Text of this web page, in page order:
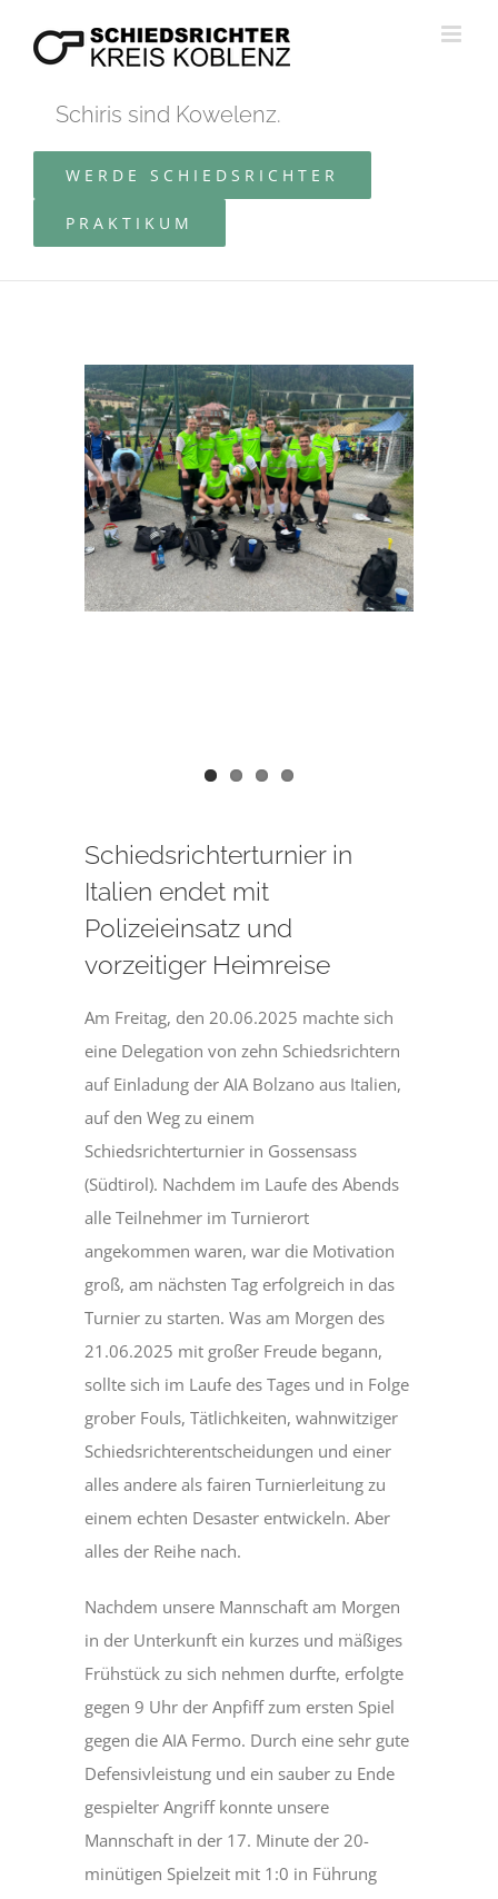
Inhalt
Schiris sind Kowelenz.
WERDE SCHIEDSRICHTER
PRAKTIKUM
Zeige
grösseres
Bild
Schiedsrichterturnier in
Italien endet mit
Polizeieinsatz und
vorzeitiger Heimreise
Am Freitag, den 20.06.2025 machte sich
eine Delegation von zehn Schiedsrichtern
auf Einladung der AIA Bolzano aus Italien,
auf den Weg zu einem
Schiedsrichterturnier in Gossensass
(Südtirol). Nachdem im Laufe des Abends
alle Teilnehmer im Turnierort
angekommen waren, war die Motivation
groß, am nächsten Tag erfolgreich in das
Turnier zu starten. Was am Morgen des
21.06.2025 mit großer Freude begann,
sollte sich im Laufe des Tages und in Folge
grober Fouls, Tätlichkeiten, wahnwitziger
Schiedsrichterentscheidungen und einer
alles andere als fairen Turnierleitung zu
einem echten Desaster entwickeln. Aber
alles der Reihe nach.
Nachdem unsere Mannschaft am Morgen
in der Unterkunft ein kurzes und mäßiges
Frühstück zu sich nehmen durfte, erfolgte
gegen 9 Uhr der Anpfiff zum ersten Spiel
gegen die AIA Fermo. Durch eine sehr gute
Defensivleistung und ein sauber zu Ende
gespielter Angriff konnte unsere
Mannschaft in der 17. Minute der 20-
minütigen Spielzeit mit 1:0 in Führung